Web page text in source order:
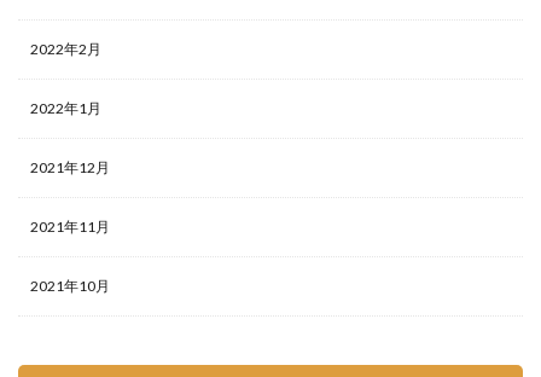
2022年2月
2022年1月
2021年12月
2021年11月
2021年10月